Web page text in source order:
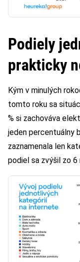
Podiely
prakticky
Kým v minulých
tomto roku sa
% si zachováva
jeden percentuálny
zaznamenala len
podiel sa zvýšil zo 6